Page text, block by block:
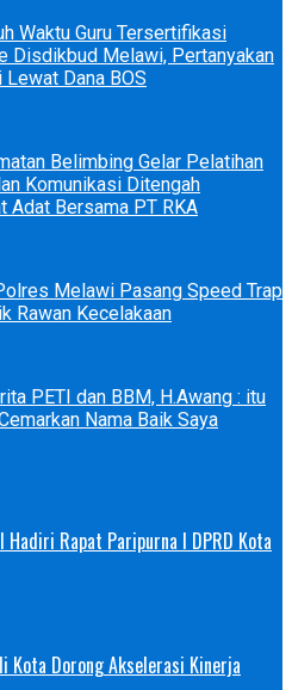
Waktu Guru Tersertifikasi
Disdikbud Melawi, Pertanyakan
Lewat Dana BOS
Belimbing Gelar Pelatihan
Komunikasi Ditengah
Adat Bersama PT RKA
Melawi Pasang Speed Trap
Rawan Kecelakaan
PETI dan BBM, H.Awang : itu
Nama Baik Saya
Rapat Paripurna I DPRD Kota
Kota Dorong Akselerasi Kinerja